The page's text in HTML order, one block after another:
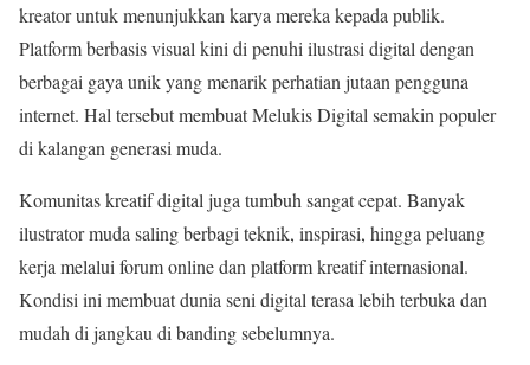
kreator untuk menunjukkan karya mereka kepada publik.
Platform berbasis visual kini di penuhi ilustrasi digital dengan
berbagai gaya unik yang menarik perhatian jutaan pengguna
internet. Hal tersebut membuat Melukis Digital semakin populer
di kalangan generasi muda.
Komunitas kreatif digital juga tumbuh sangat cepat. Banyak
ilustrator muda saling berbagi teknik, inspirasi, hingga peluang
kerja melalui forum online dan platform kreatif internasional.
Kondisi ini membuat dunia seni digital terasa lebih terbuka dan
mudah di jangkau di banding sebelumnya.